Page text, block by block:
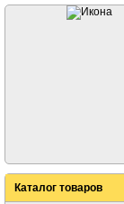
Каталог товаров